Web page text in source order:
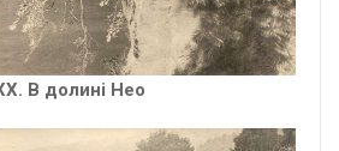
В долині Нео